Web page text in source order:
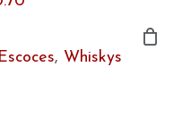
, Whiskys